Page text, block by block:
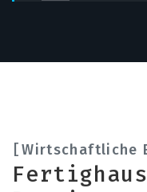
Wirtschaftliche